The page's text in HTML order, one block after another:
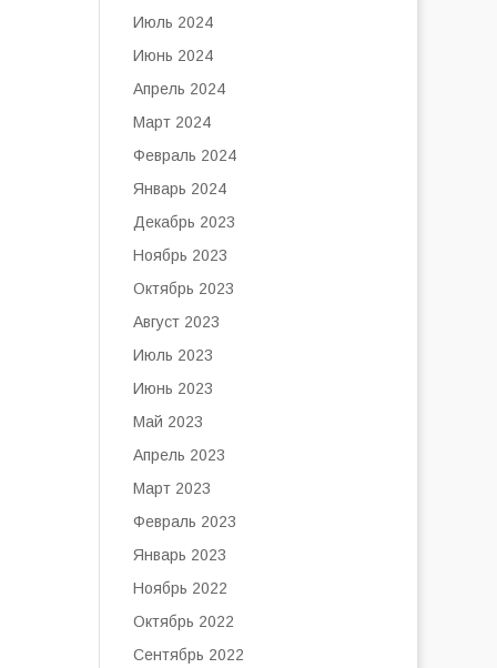
Июль 2024
Июнь 2024
Апрель 2024
Март 2024
Февраль 2024
Январь 2024
Декабрь 2023
Ноябрь 2023
Октябрь 2023
Август 2023
Июль 2023
Июнь 2023
Май 2023
Апрель 2023
Март 2023
Февраль 2023
Январь 2023
Ноябрь 2022
Октябрь 2022
Сентябрь 2022